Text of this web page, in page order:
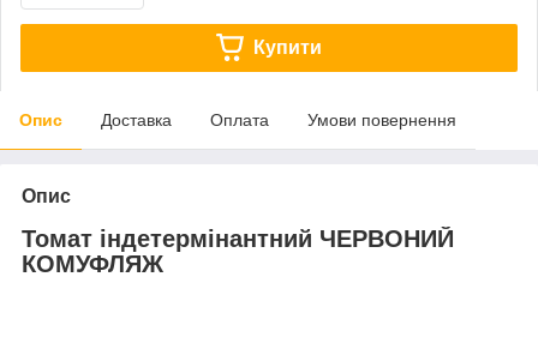
Купити
Опис Доставка Оплата Умови повернення
Опис
Томат індетермінантний ЧЕРВОНИЙ
КОМУФЛЯЖ